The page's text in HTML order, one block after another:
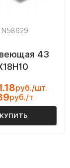
N58629
43
руб./шт.
руб./т
КУПИТЬ